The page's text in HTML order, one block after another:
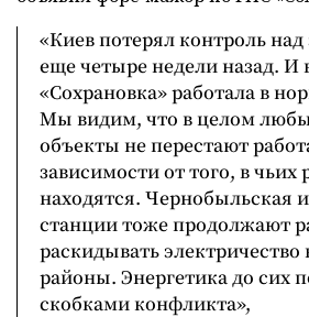
«Киев потерял контроль
еще четыре недели назад. И
«Сохрановка» работала в
Мы видим, что в целом
объекты не перестают
зависимости от того, в чьих
находятся. Чернобыльская
станции тоже продолжают
раскидывать
районы. Энергетика до сих
скобками конфликта»,